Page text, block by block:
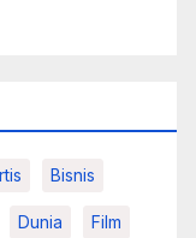
Bisnis
Dunia Film